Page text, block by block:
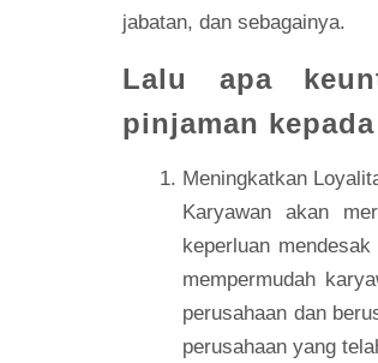
jabatan, dan sebagainya.
Lalu apa
pinjaman
Meningkatkan
Karyawan akan
keperluan
mempermudah
perusahaan dan
perusahaan yang